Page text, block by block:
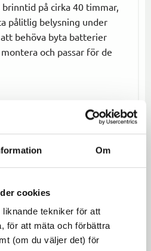
Om
cookies
tekniker för att
för att mäta och förbättra
(om du väljer det) för
på cirka 40 timmar,
pålitlig belysning under
behöva byta batterier
och passar för de
för tillräcklig belysning.
2 st AAA-batterier.
montering på bakskärm.
för att öka synligheten
eller dåliga
enkelhet och funktionalitet
säkra och synliga under